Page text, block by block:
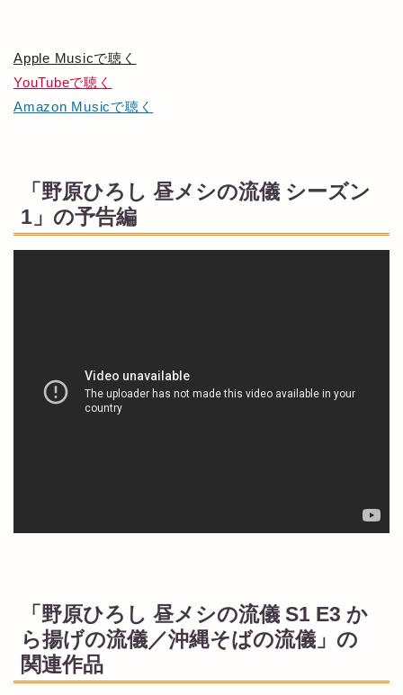
Apple Musicで聴く
YouTubeで聴く
Amazon Musicで聴く
「野原ひろし 昼メシの流儀 シーズン
1」の予告編
「野原ひろし 昼メシの流儀 S1 E3 か
ら揚げの流儀／沖縄そばの流儀」の
関連作品